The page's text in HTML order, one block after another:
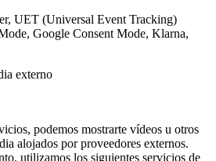
UET (Universal Event Tracking)
Google Consent Mode, Klarna,
externo
podemos mostrarte vídeos u otros
alojados por proveedores externos.
utilizamos los siguientes servicios de